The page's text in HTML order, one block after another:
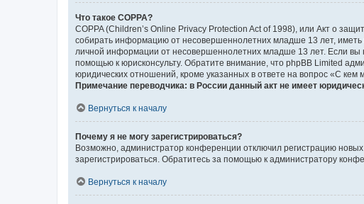
Что такое COPPA?
COPPA (Children’s Online Privacy Protection Act of 1998), или Акт о
собирать информацию от несовершеннолетних младше 13 лет, иметь
личной информации от несовершеннолетних младше 13 лет. Если вы
помощью к юрисконсульту. Обратите внимание, что phpBB Limited
юридических отношений, кроме указанных в ответе на вопрос «С кем
Примечание переводчика: в России данный акт не имеет
Вернуться к началу
Почему я не могу зарегистрироваться?
Возможно, администратор конференции отключил регистрацию
зарегистрироваться. Обратитесь за помощью к администратору
Вернуться к началу